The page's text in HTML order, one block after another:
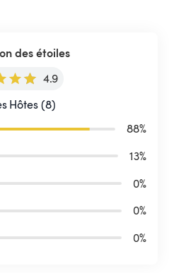
des étoiles
4.9
Hôtes (8)
88%
13%
0%
0%
0%